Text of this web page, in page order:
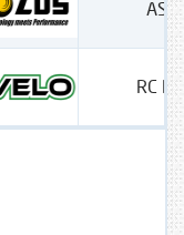
RC